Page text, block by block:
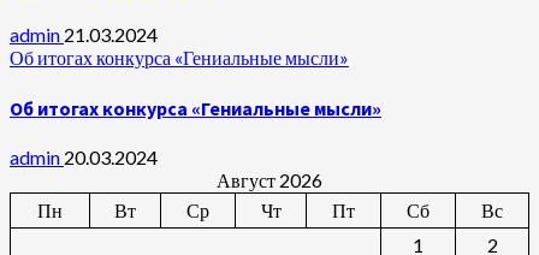
admin 21.03.2024
Об итогах конкурса «Гениальные мысли»
Об итогах конкурса «Гениальные мысли»
admin 20.03.2024
Август 2026
Пн
Вт Ср Чт Пт Сб
Вс
1
2